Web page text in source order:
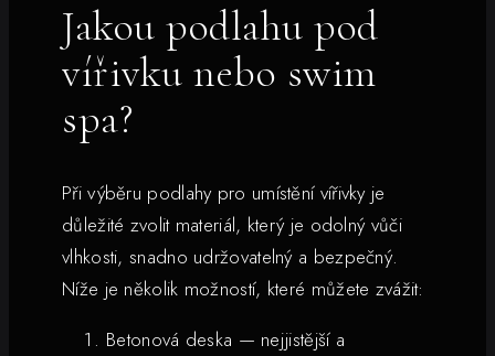
Jakou podlahu pod
vířivku nebo swim
spa?
Při výběru podlahy pro umístění vířivky je
důležité zvolit materiál, který je odolný vůči
vlhkosti, snadno udržovatelný a bezpečný.
Níže je několik možností, které můžete zvážit:
Betonová deska — nejjistější a